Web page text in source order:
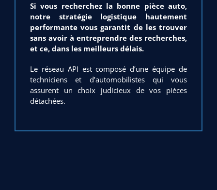
Si vous recherchez la bonne pièce auto,
notre stratégie logistique hautement
performante vous garantit de les trouver
sans avoir à entreprendre des recherches,
et ce, dans les meilleurs délais.
Le réseau API est composé d’une équipe de
techniciens et d’automobilistes qui vous
assurent un choix judicieux de vos pièces
détachées.